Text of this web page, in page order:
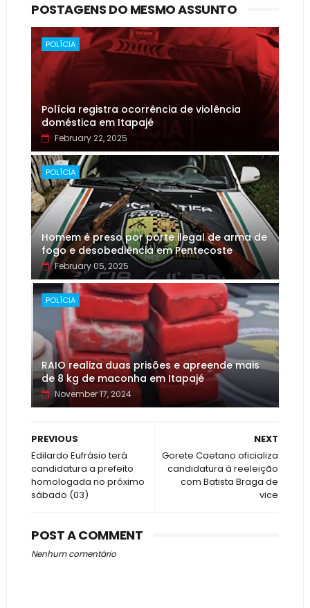
POSTAGENS DO MESMO ASSUNTO
POLÍCIA
Polícia registra ocorrência de violência
doméstica em Itapajé
February 22, 2025
POLÍCIA
Homem é preso por porte ilegal de arma de
fogo e desobediência em Pentecoste
February 05, 2025
POLÍCIA
RAIO realiza duas prisões e apreende mais
de 8 kg de maconha em Itapajé
November 17, 2024
NEXT
Gorete Caetano oficializa
candidatura à reeleição
com Batista Braga de
vice
PREVIOUS
Edilardo Eufrásio terá
candidatura a prefeito
homologada no próximo
sábado (03)
POST A COMMENT
Nenhum comentário